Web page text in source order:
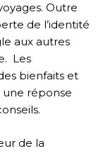
Outre
de l’identité
aux autres
Les
bienfaits et
une réponse
de la